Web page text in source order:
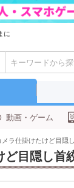
に
動画・ゲーム
メラ仕掛けたけど目隠
目隠し首